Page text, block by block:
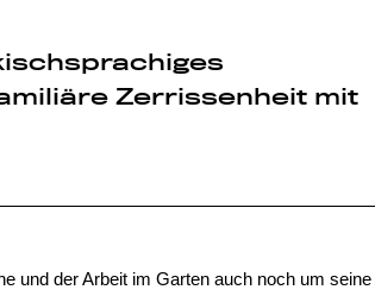
Zerrissenheit mit
und der Arbeit im Garten auch noch um seine